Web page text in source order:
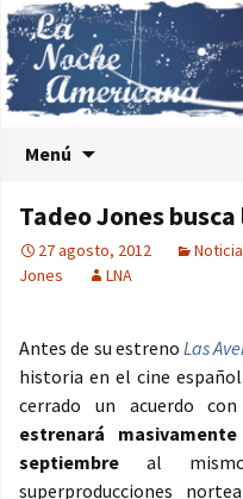
Menú
Tadeo Jones
27 agosto, 2012
Jones
LNA
Antes de su estrenoLas
historia en el cine
cerrado un acuerdo con
estrenará
septiembre al
superproducciones